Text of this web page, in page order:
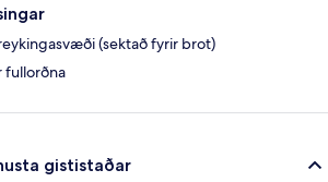
(sektað fyrir brot)
fullorðna
gististaðar